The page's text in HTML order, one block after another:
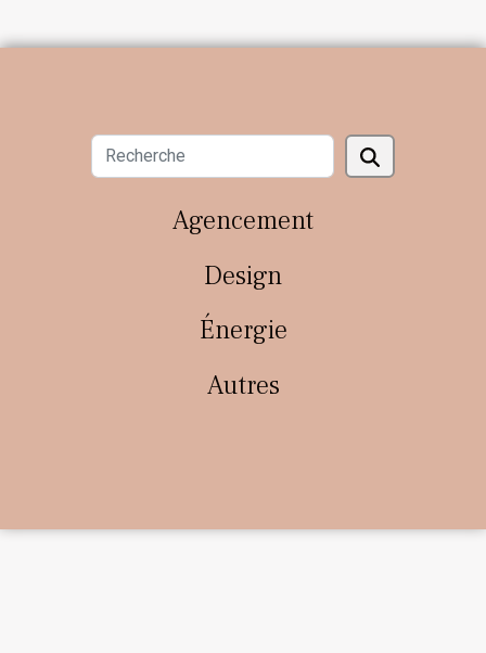
Agencement
Design
Énergie
Autres